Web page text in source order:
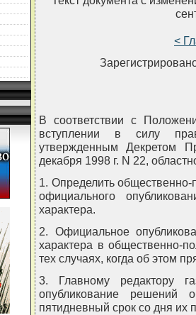
<
В соответствии с
вступлении в силу
утвержденным Декретом
декабря 1998 г. N 22,
1. Определить общественно-
официального
характера.
2. Официальное
характера в общественно-
тех случаях, когда об этом
3. Главному редактору
опубликование решений
пятидневный срок со дня их